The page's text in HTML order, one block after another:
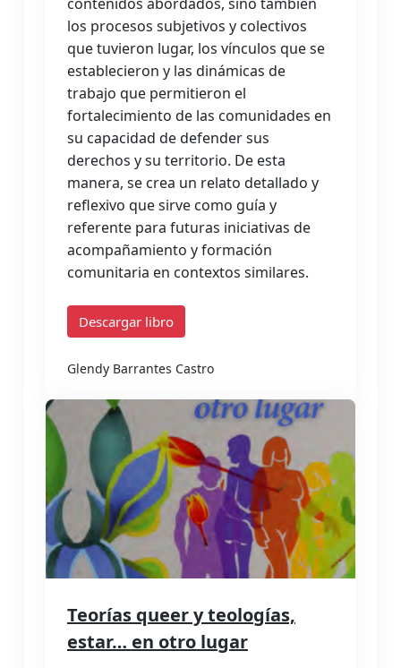
los procesos subjetivos y colectivos
que tuvieron lugar, los vínculos que se
establecieron y las dinámicas de
trabajo que permitieron el
fortalecimiento de las comunidades en
su capacidad de defender sus
derechos y su territorio. De esta
manera, se crea un relato detallado y
reflexivo que sirve como guía y
referente para futuras iniciativas de
acompañamiento y formación
comunitaria en contextos similares.
Descargar libro
Glendy Barrantes Castro
Teorías queer y teologías,
estar… en otro lugar